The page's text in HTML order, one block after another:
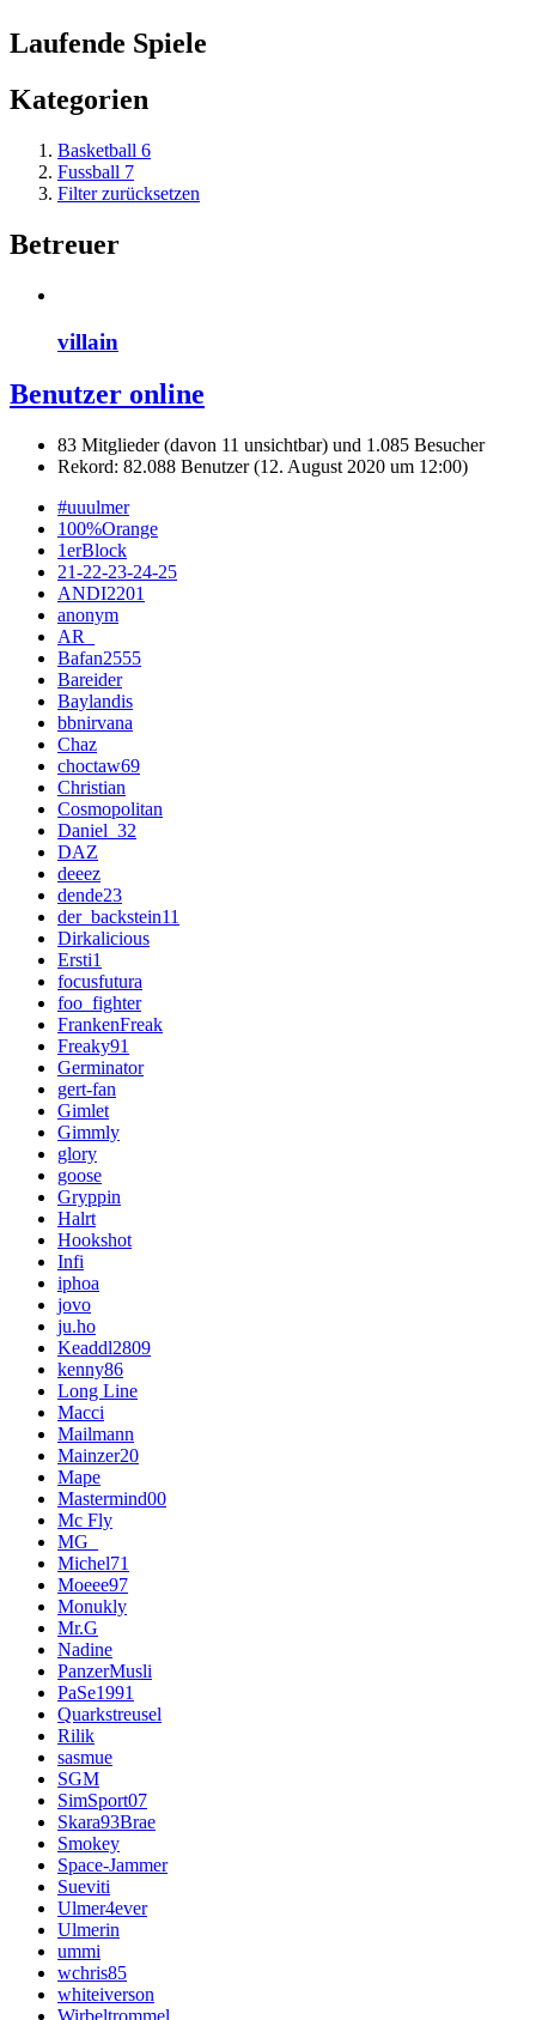
Laufende Spiele
Kategorien
Basketball 6
Fussball 7
Filter zurücksetzen
Betreuer
villain
Benutzer online
83 Mitglieder (davon 11 unsichtbar) und 1.085 Besucher
Rekord: 82.088 Benutzer (12. August 2020 um 12:00)
#uuulmer
100%Orange
1erBlock
21-22-23-24-25
ANDI2201
anonym
AR_
Bafan2555
Bareider
Baylandis
bbnirvana
Chaz
choctaw69
Christian
Cosmopolitan
Daniel_32
DAZ
deeez
dende23
der_backstein11
Dirkalicious
Ersti1
focusfutura
foo_fighter
FrankenFreak
Freaky91
Germinator
gert-fan
Gimlet
Gimmly
glory
goose
Gryppin
Halrt
Hookshot
Infi
iphoa
jovo
ju.ho
Keaddl2809
kenny86
Long Line
Macci
Mailmann
Mainzer20
Mape
Mastermind00
Mc Fly
MG_
Michel71
Moeee97
Monukly
Mr.G
Nadine
PanzerMusli
PaSe1991
Quarkstreusel
Rilik
sasmue
SGM
SimSport07
Skara93Brae
Smokey
Space-Jammer
Sueviti
Ulmer4ever
Ulmerin
ummi
wchris85
whiteiverson